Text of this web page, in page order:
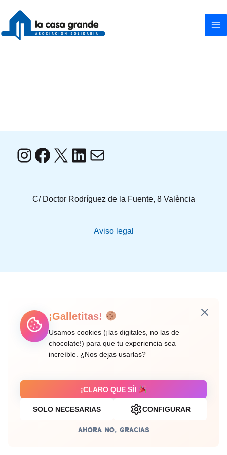
contenido
Instagram
Facebook
X LinkedIn
Correo electrónico
C/ Doctor Rodríguez de la Fuente, 8 València
Aviso legal
¡Galletitas!
Usamos cookies (¡las digitales, no las de
chocolate!) para que tu experiencia sea
increíble. ¿Nos dejas usarlas?
¡CLARO QUE SÍ!
SOLO NECESARIAS CONFIGURAR
AHORA NO, GRACIAS